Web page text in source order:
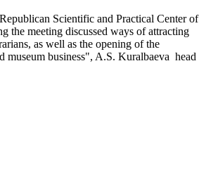
Scientific and Practical Center of
the meeting discussed ways of attracting
as well as the opening of the
business", A.S. Kuralbaeva head